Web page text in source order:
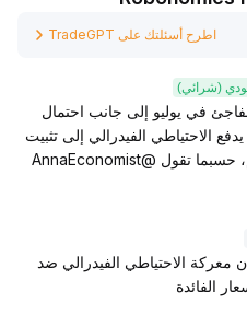
اطرح أسئلتك على TradeGPT
(شرائي)
في يوليو إلى جانب احتمال
الاحتياطي الفيدرالي إلى تثبيت
أسعار الفائدة في اجتماعه القادم، حسبما تقول @AnnaEconomist
معركة الاحتياطي الفيدرالي ضد
الفائدة